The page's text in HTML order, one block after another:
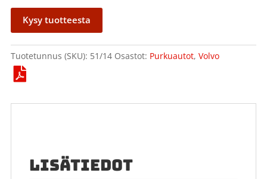
Kysy tuotteesta
Tuotetunnus (SKU): 51/14 Osastot: Purkuautot, Volvo
LISÄTIEDOT